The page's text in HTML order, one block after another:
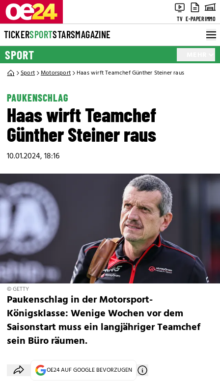
TV E-PAPERIMMO
TICKERSPORTSTARSMAGAZINE
SPORT
Sport Motorsport Haas wirft Teamchef Günther Steiner raus
PAUKENSCHLAG
Haas wirft Teamchef
Günther Steiner raus
10.01.2024, 18:16
© GETTY
Paukenschlag in der Motorsport-
Königsklasse: Wenige Wochen vor dem
Saisonstart muss ein langjähriger Teamchef
sein Büro räumen.
OE24 AUF GOOGLE BEVORZUGEN